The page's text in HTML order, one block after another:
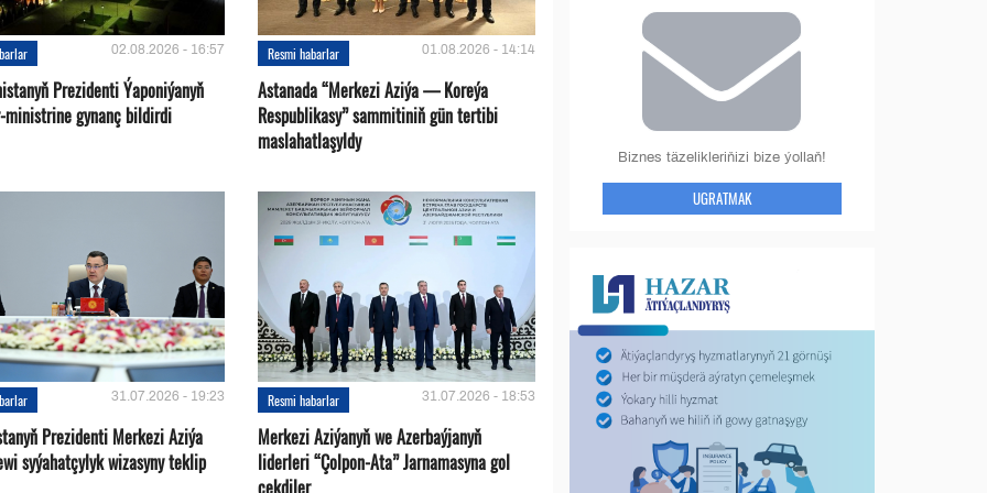
02.08.2026 - 16:57
Prezidenti Ýaponiýanyň
ministrine gynanç bildirdi
Resmi habarlar 01.08.2026 - 14:14
Astanada “Merkezi Aziýa — Koreýa
Respublikasy” sammitiniň gün tertibi
maslahatlaşyldy
31.07.2026 - 19:23
Prezidenti Merkezi Aziýa
syýahatçylyk wizasyny teklip
Resmi habarlar 31.07.2026 - 18:53
Merkezi Aziýanyň we Azerbaýjanyň
liderleri “Çolpon-Ata” Jarnamasyna gol
Biznes täzelikleriňizi bize ýollaň!
UGRATMAK